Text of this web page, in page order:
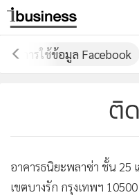
ายการใช้ข้อมูล Facebook
ติ
อาคารธนิยะพลาซ่า ชั้น 25
เขตบางรัก กรุงเทพฯ 10500